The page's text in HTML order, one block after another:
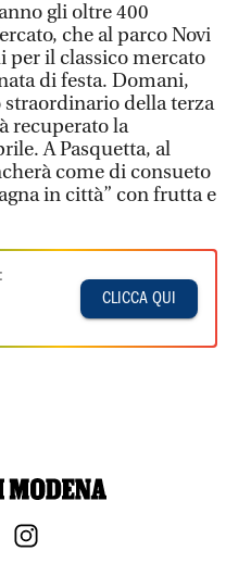
gli oltre 400
che al parco Novi
per il classico mercato
di festa. Domani,
della terza
recuperato la
A Pasquetta, al
come di consueto
in città” con frutta e
CLICCA QUI